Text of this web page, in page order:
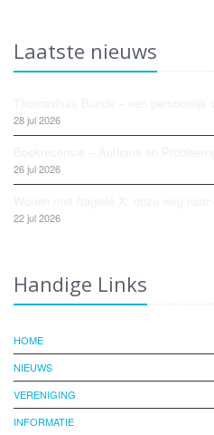
Laatste nieuws
28 jul 2026
26 jul 2026
22 jul 2026
Handige Links
HOME
NIEUWS
VERENIGING
INFORMATIE